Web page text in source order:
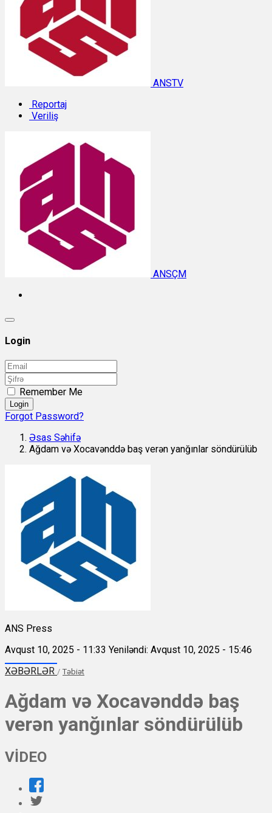
ANSTV
Reportaj
Veriliş
ANSÇM
Login
Remember Me
Login
Forgot Password?
Əsas Səhifə
Ağdam və Xocavənddə baş verən yanğınlar söndürülüb
ANS Press
Avqust 10, 2025 - 11:33 Yeniləndi: Avqust 10, 2025 - 15:46
XƏBƏRLƏR / Təbiət
Ağdam və Xocavənddə baş
verən yanğınlar söndürülüb
VİDEO